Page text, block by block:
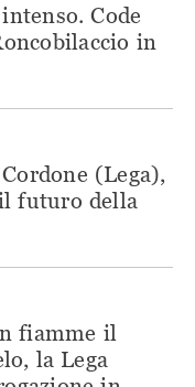
Code
in
(Lega),
futuro della
fiamme il
la Lega